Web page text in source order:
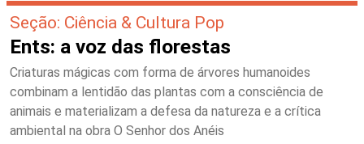
Seção: Ciência & Cultura Pop
Ents: a voz das florestas
Criaturas mágicas com forma de árvores humanoides
combinam a lentidão das plantas com a consciência de
animais e materializam a defesa da natureza e a crítica
ambiental na obra O Senhor dos Anéis